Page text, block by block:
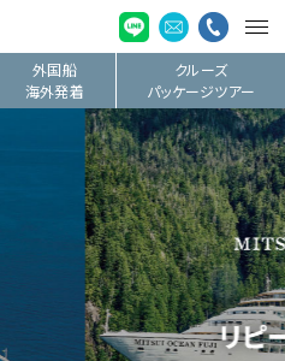
外国船
海外発着
クルーズ
パッケージツアー